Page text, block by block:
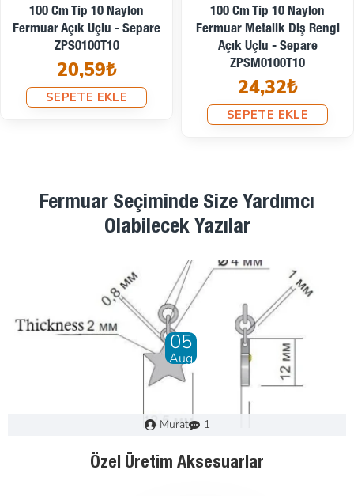
12 Cm Tip 10 Naylon
Fermuar Metalik Diş Rengi
Kapalı Uçlu - Dipli
ZPSM0012T10
9,79₺
120 Cm T5 Naylon Ters
Ferace Ve Pardösü Fermuarı
– Siyah 322 EZP00120S
84,48₺
SEPETE EKLE
Fermuar Seçiminde Size Yardımcı
Olabilecek Yazılar
28
Dec
Murat 0
Fermuar Nasıl Seçilir : Adım Adım Kılavuz